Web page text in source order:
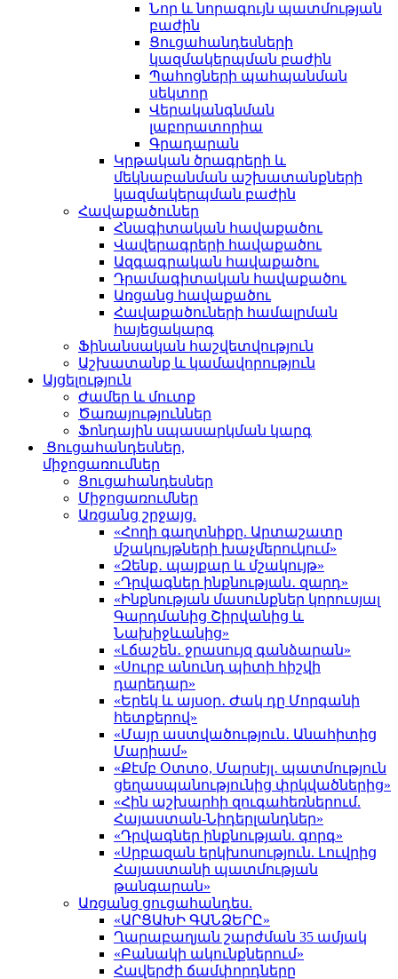
Նոր և նորագույն պատմության
բաժին
Ցուցահանդեսների
կազմակերպման բաժին
Պահոցների պահպանման
սեկտոր
Վերականգնման
լաբորատորիա
Գրադարան
Կրթական ծրագրերի և
մեկնաբանման աշխատանքների
կազմակերպման բաժին
Հավաքածուներ
Հնագիտական հավաքածու
Վավերագրերի հավաքածու
Ազգագրական հավաքածու
Դրամագիտական հավաքածու
Առցանց հավաքածու
Հավաքածուների համալրման
հայեցակարգ
Ֆինանսական հաշվետվություն
Աշխատանք և կամավորություն
Այցելություն
Ժամեր և մուտք
Ծառայություններ
Ֆոնդային սպասարկման կարգ
Ցուցահանդեսներ,
միջոցառումներ
Ցուցահանդեսներ
Միջոցառումներ
Առցանց շրջայց.
«Հողի գաղտնիքը. Արտաշատը
մշակույթների խաչմերուկում»
«Զենք․ պայքար և մշակույթ»
«Դրվագներ ինքնության․ զարդ»
«Ինքնության մասունքներ կորուսյալ
Գարդմանից Շիրվանից և
Նախիջևանից»
«Լճաշեն․ ջրասույզ գանձարան»
«Սուրբ անունդ պիտի հիշվի
դարեդար»
«Երեկ և այսօր․ Ժակ դը Մորգանի
հետքերով»
«Մայր աստվածություն․ Անահիտից
Մարիամ»
«Քէմբ Օտտօ, Մարսէյլ․ պատմություն
ցեղասպանությունից փրկվածներից»
«Հին աշխարհի զուգահեռներում.
Հայաստան-Նիդերլանդներ»
«Դրվագներ ինքնության. գորգ»
«Սրբազան երկխոսություն. Լուվրից
Հայաստանի պատմության
թանգարան»
Առցանց ցուցահանդես.
«ԱՐՑԱԽԻ ԳԱՆՁԵՐԸ»
Ղարաբաղյան շարժման 35 ամյակ
«Բանակի ակունքներում»
Հավերժի ճամփորդները